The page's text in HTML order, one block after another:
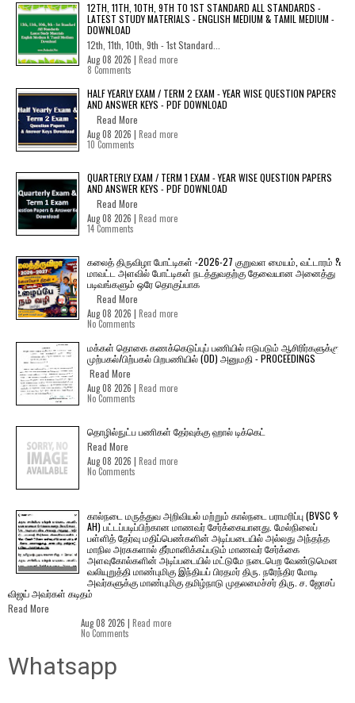
12TH, 11TH, 10TH, 9TH TO 1ST STANDARD ALL STANDARDS -
LATEST STUDY MATERIALS - ENGLISH MEDIUM & TAMIL MEDIUM -
DOWNLOAD
12th, 11th, 10th, 9th - 1st Standard...
Aug 08 2026 | Read more
8 Comments
HALF YEARLY EXAM / TERM 2 EXAM - YEAR WISE QUESTION PAPERS
AND ANSWER KEYS - PDF DOWNLOAD
Read More
Aug 08 2026 | Read more
10 Comments
QUARTERLY EXAM / TERM 1 EXAM - YEAR WISE QUESTION PAPERS
AND ANSWER KEYS - PDF DOWNLOAD
Read More
Aug 08 2026 | Read more
14 Comments
கலைத் திருவிழா போட்டிகள் -2026-27 குறுவள மையம், வட்டாரம் &
மாவட்ட அளவில் போட்டிகள் நடத்துவதற்கு தேவையான அனைத்து
படிவங்களும் ஒரே தொகுப்பாக
Read More
Aug 08 2026 | Read more
No Comments
மக்கள் தொகை கணக்கெடுப்புப் பணியில் ஈடுபடும் ஆசிரிர்களுக்கு
முற்பகல்/பிற்பகல் பிறபணியில் (OD) அனுமதி - PROCEEDINGS
Read More
Aug 08 2026 | Read more
No Comments
தொழில்நுட்ப பணிகள் தேர்வுக்கு ஹால் ​டிக்கெட்
Read More
Aug 08 2026 | Read more
No Comments
கால்நடை மருத்துவ அறிவியல் மற்றும் கால்நடை பராமரிப்பு (BVSC &
AH) பட்டப்படிப்பிற்கான மாணவர் சேர்க்கையானது. மேல்நிலைப்
பள்ளித் தேர்வு மதிப்பெண்களின் அடிப்படையில் அல்லது அந்தந்த
மாநில அரசுகளால் தீர்மானிக்கப்படும் மாணவர் சேர்க்கை
அளவுகோல்களின் அடிப்படையில் மட்டுமே நடைபெற வேண்டுமென
வலியுறுத்தி மாண்புமிகு இந்தியப் பிரதமர் திரு. நரேந்திர மோடி
அவர்களுக்கு மாண்புமிகு தமிழ்நாடு முதலமைச்சர் திரு. ச. ஜோசப்
விஜய் அவர்கள் கடிதம்
Read More
Aug 08 2026 | Read more
No Comments
Whatsapp